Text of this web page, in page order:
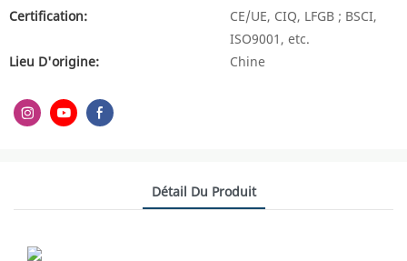
Certification:
CE/UE, CIQ, LFGB ; BSCI,
ISO9001, etc.
Lieu D'origine:
Chine
Détail Du Produit